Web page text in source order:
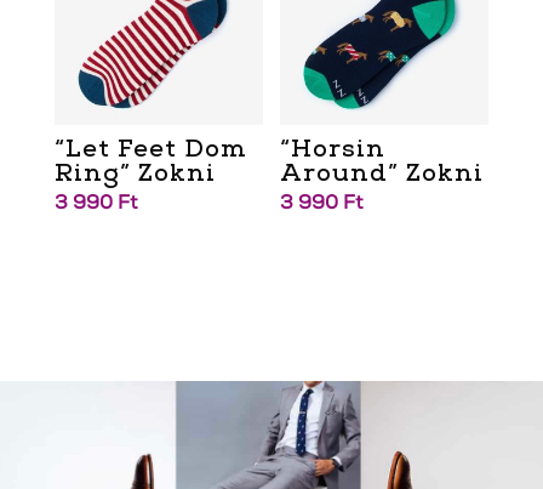
“Let Feet Dom
Ring” Zokni
3 990 Ft
“Horsin
Around” Zokni
3 990 Ft